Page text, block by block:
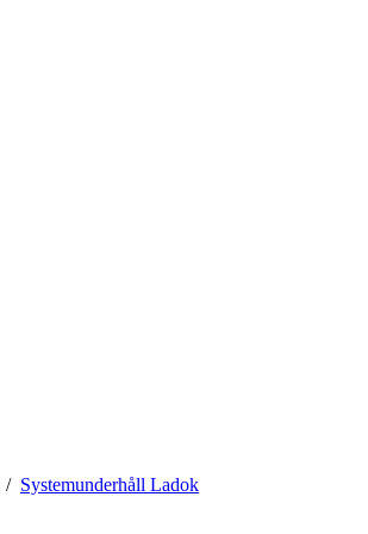
Systemunderhåll Ladok